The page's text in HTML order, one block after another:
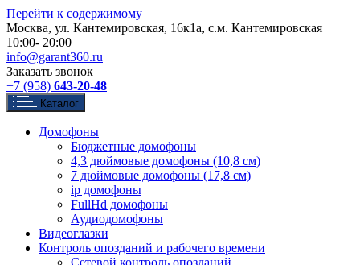
Перейти к содержимому
Москва, ул. Кантемировская, 16к1а, с.м. Кантемировская
10:00- 20:00
info@garant360.ru
Заказать звонок
+7 (958) 643-20-48
Каталог
Домофоны
Бюджетные домофоны
4,3 дюймовые домофоны (10,8 см)
7 дюймовые домофоны (17,8 см)
ip домофоны
FullHd домофоны
Аудиодомофоны
Видеоглазки
Контроль опозданий и рабочего времени
Сетевой контроль опозданий